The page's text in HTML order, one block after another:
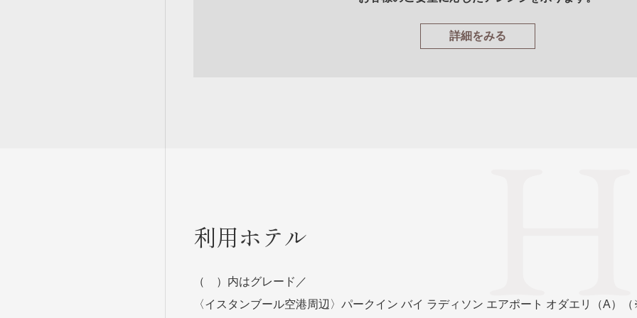
詳細をみる
利用ホテル
（ ）内はグレード／
〈イスタンブール空港周辺〉パークイン バイ ラディソン エアポート オダエリ（A）